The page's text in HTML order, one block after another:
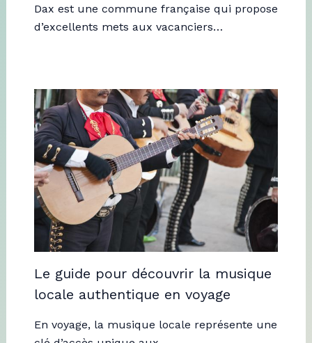
Dax est une commune française qui propose
d’excellents mets aux vacanciers…
Le guide pour découvrir la musique
locale authentique en voyage
En voyage, la musique locale représente une